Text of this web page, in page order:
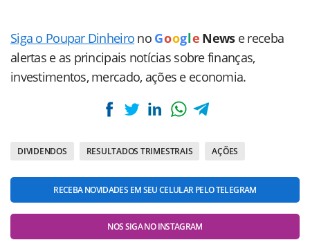
Siga o Poupar Dinheiro no Goog le News e receba
alertas e as principais notícias sobre finanças,
investimentos, mercado, ações e economia.
DIVIDENDOS RESULTADOS TRIMESTRAIS AÇÕES
RECEBA NOVIDADES EM SEU CELULAR PELO TELEGRAM
NOS SIGA NO INSTAGRAM